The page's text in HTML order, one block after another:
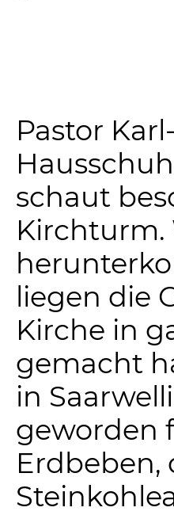
Pastor
schaut
Kirchturm.
liegen die
Kirche in
gemacht
in
geworden
Erdbeben,